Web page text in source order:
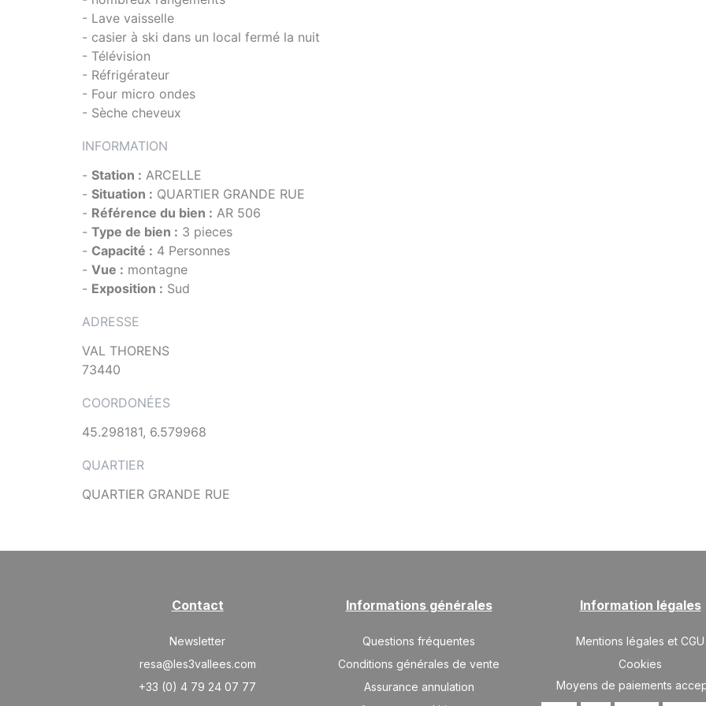
- Lave vaisselle
- casier à ski dans un local fermé la nuit
- Télévision
- Réfrigérateur
- Four micro ondes
- Sèche cheveux
INFORMATION
- Station : ARCELLE
- Situation : QUARTIER GRANDE RUE
- Référence du bien : AR 506
- Type de bien : 3 pieces
- Capacité : 4 Personnes
- Vue : montagne
- Exposition : Sud
ADRESSE
VAL THORENS
73440
COORDONÉES
45.298181, 6.579968
QUARTIER
QUARTIER GRANDE RUE
Contact
Newsletter
resa@les3vallees.com
+33 (0) 4 79 24 07 77
Informations générales
Questions fréquentes
Conditions générales de vente
Assurance annulation
Information légales
Mentions légales et CGU
Cookies
Moyens de paiements